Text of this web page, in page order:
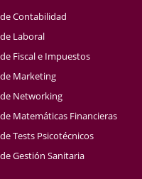
Contabilidad
Laboral
Fiscal e Impuestos
Marketing
Networking
Matemáticas Financieras
Tests Psicotécnicos
Gestión Sanitaria